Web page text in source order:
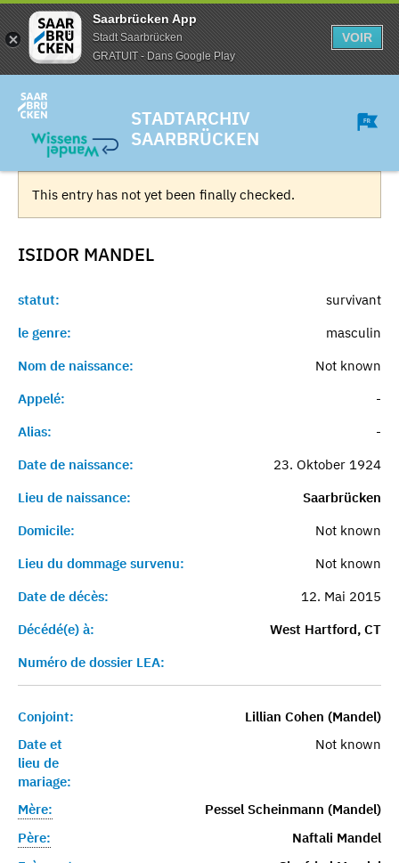
Saarbrücken App
Stadt Saarbrücken
GRATUIT - Dans Google Play
VOIR
STADTARCHIV
SAARBRÜCKEN
This entry has not yet been finally checked.
ISIDOR MANDEL
statut:
survivant
le genre:
masculin
Nom de naissance:
Not known
Appelé:
-
Alias:
-
Date de naissance:
23. Oktober 1924
Lieu de naissance:
Saarbrücken
Domicile:
Not known
Lieu du dommage survenu:
Not known
Date de décès:
12. Mai 2015
Décédé(e) à:
West Hartford, CT
Numéro de dossier LEA:
Conjoint:
Lillian Cohen (Mandel)
Date et
lieu de
mariage:
Not known
Mère:
Pessel Scheinmann (Mandel)
Père:
Naftali Mandel